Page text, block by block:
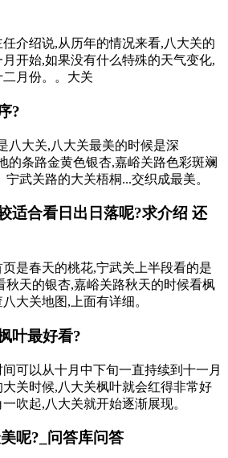
介绍说,从历年的情况来看,八大关的
开始,如果没有什么特殊的天气变化,
月份。。大关
?
八大关,八大关最美的时候是深
的条路金黄色银杏,嘉峪关路色彩斑斓
武关路的大关梧桐...交织成最美。
适合看日出日落呢?求介绍 还
是春天的桃花,宁武关上半段看的是
秋天的银杏,嘉峪关路秋天的时候看枫
大关地图,上面有详细。
叶最好看?
可以从十月中下旬一直持续到十一月
关时候,八大关枫叶就会红得非常好
吹起,八大关就开始逐渐展现。
呢?_问答库问答